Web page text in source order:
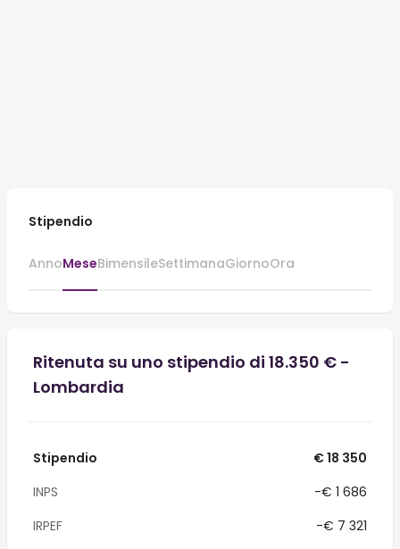
Stipendio
AnnoMeseBimensileSettimanaGiornoOra
Ritenuta su uno stipendio di 18.350 € -
Lombardia
Stipendio
€ 18 350
INPS
-€ 1 686
IRPEF
-€ 7 321